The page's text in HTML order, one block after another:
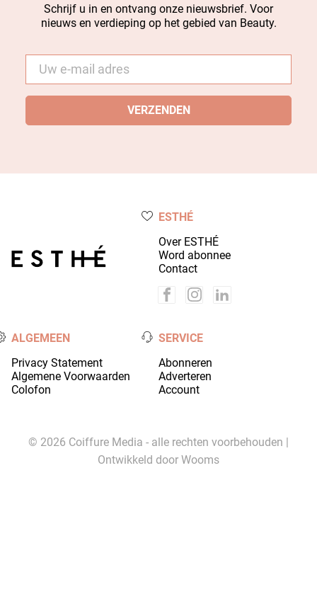
Schrijf u in en ontvang onze nieuwsbrief. Voor
nieuws en verdieping op het gebied van Beauty.
mail *
ESTHÉ
Over ESTHÉ
Word abonnee
Contact
ALGEMEEN
Privacy Statement
Algemene Voorwaarden
Colofon
SERVICE
Abonneren
Adverteren
Account
© 2026 Coiffure Media - alle rechten voorbehouden |
Ontwikkeld door Wooms